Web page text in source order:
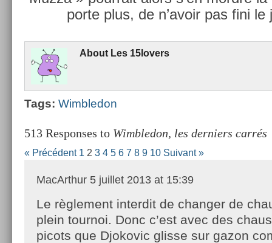
porte plus, de n’avoir pas fini
About Les 15lovers
Tags: Wimbledon
513 Responses to Wimbledon, les derniers carrés
« Précédent 1 2 3 4 5 6 7 8 9 10 Suivant »
MacArthur 5 juillet 2013 at 15:39
Le règlement interdit de changer de
plein tournoi. Donc c’est avec des
picots que Djokovic glisse sur gazon